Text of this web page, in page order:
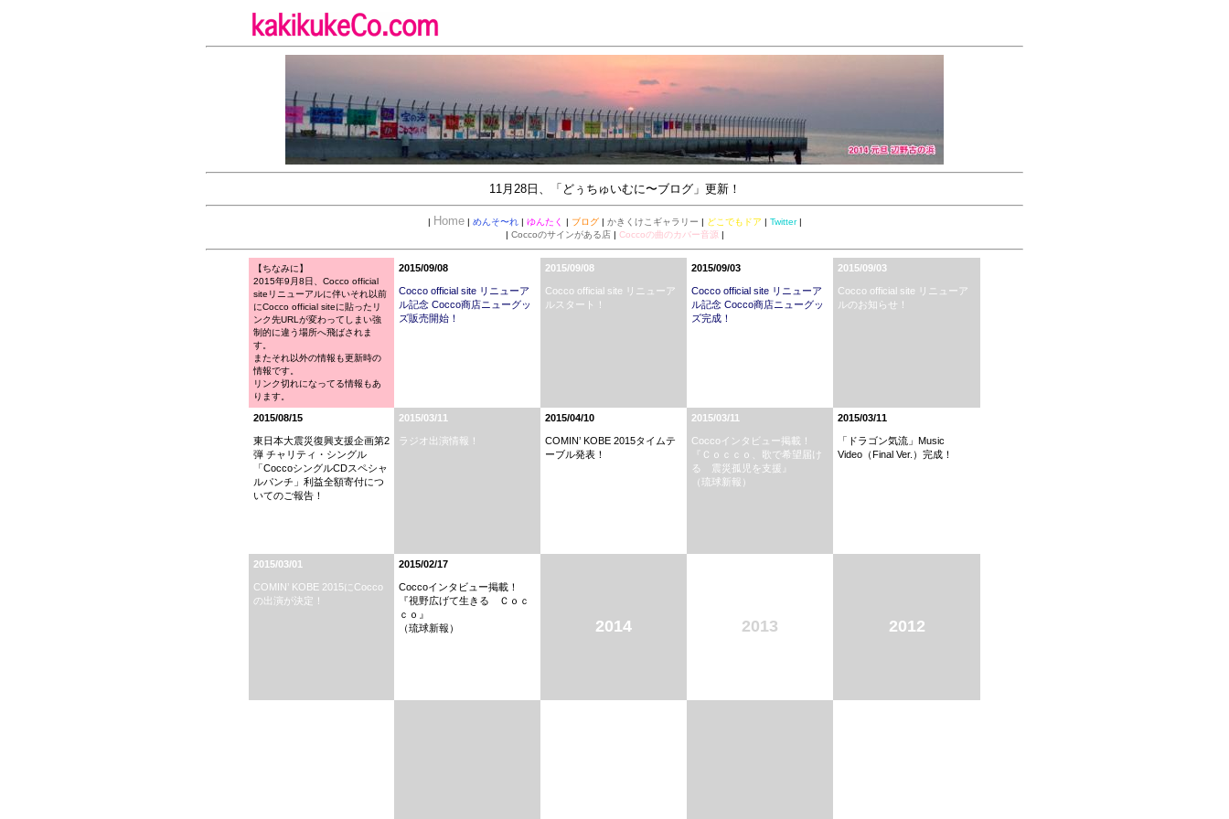
11月28日、「 どぅちゅいむに〜ブログ」更新！
| Home| めんそ〜れ | ゆんたく | ブログ| かきくけこギャラリー | どこでもドア | Twitter|
| Coccoのサインがある店| Coccoの曲のカバー音源 |
【ちなみに】
2015年9月8日、Cocco official
siteリニューアルに伴いそれ以前
にCocco official siteに貼ったリ
ンク先URLが変わってしまい強
制的に違う場所へ飛ばされま
す。
またそれ以外の情報も更新時の
情報です。
リンク切れになってる情報もあ
ります。
2015/09/08
Cocco official site リニューア
ル記念 Cocco商店ニューグッ
ズ販売開始！
2015/09/08
Cocco official site リニューア
ルスタート！
2015/09/03
Cocco official site リニューア
ル記念 Cocco商店ニューグッ
ズ完成！
2015/09/03
Cocco official site リニューア
ルのお知らせ！
2015/08/15
東日本大震災復興支援企画第2
弾 チャリティ・シングル
「CoccoシングルCDスペシャ
ルパンチ」利益全額寄付につ
いてのご報告！
2015/03/11
ラジオ出演情報！
2015/04/10
COMIN’ KOBE 2015タイムテ
ーブル発表！
2015/03/11
Coccoインタビュー掲載！
『Ｃｏｃｃｏ、歌で希望届け
る 震災孤児を支援』
（琉球新報）
2015/03/11
「ドラゴン気流」Music
Video（Final Ver.）完成！
2015/03/01
COMIN’ KOBE 2015にCocco
の出演が決定！
2015/02/17
Coccoインタビュー掲載！
『視野広げて生きる Ｃｏｃ
ｃｏ』
（琉球新報）
2014 2013 2012